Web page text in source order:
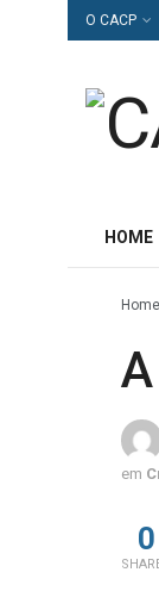
O CACP
HOME
Home
em
0